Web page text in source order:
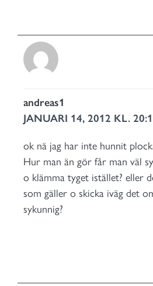
andreas1
JANUARI 14, 2012 KL.
ok nä jag har inte hunnit
Hur man än gör får man väl
o klämma tyget istället? eller
som gäller o skicka iväg det
sykunnig?